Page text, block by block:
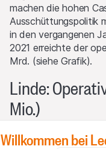
machen die hohen
Ausschüttungspolitik
in den vergangenen
2021 erreichte der
Mrd. (siehe Grafik).
Linde:
Mio.)
Willkommen bei